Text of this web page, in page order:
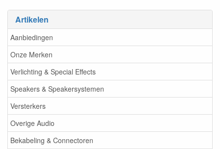
Artikelen
Aanbiedingen
Onze Merken
Verlichting & Special Effects
Speakers & Speakersystemen
Versterkers
Overige Audio
Bekabeling & Connectoren